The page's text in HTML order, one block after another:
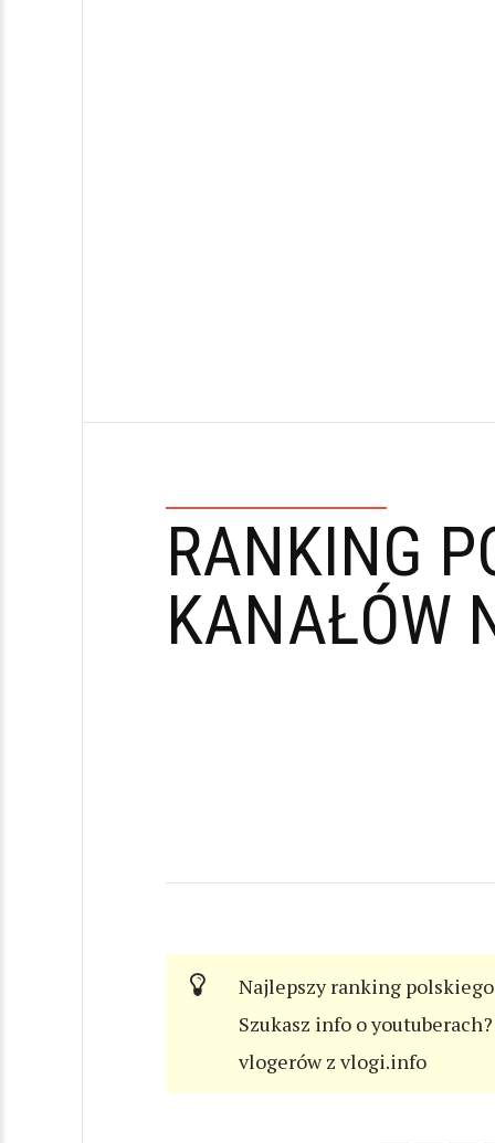
RANKING
KANAŁÓW
Najlepszy ranking
Szukasz info o
vlogerów z vlogi.info